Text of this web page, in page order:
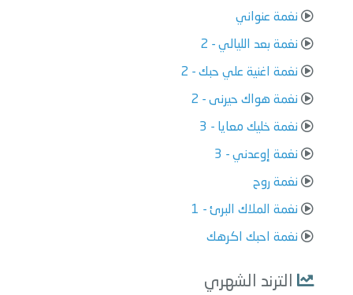
نغمة عنواني
نغمة بعد الليالي - 2
نغمة اغنية علي حبك - 2
نغمة هواك حيرنى - 2
نغمة خليك معايا - 3
نغمة إوعدني - 3
نغمة روح
نغمة الملاك البرئ - 1
نغمة احبك اكرهك
الترند الشهري